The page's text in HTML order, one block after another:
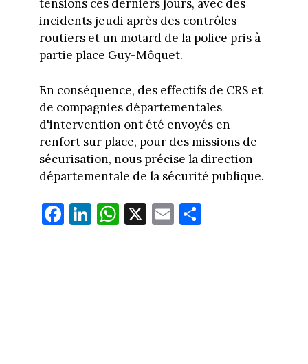
tensions ces derniers jours, avec des
incidents jeudi après des contrôles
routiers et un motard de la police pris à
partie place Guy-Môquet.
En conséquence, des effectifs de CRS et
de compagnies départementales
d'intervention ont été envoyés en
renfort sur place, pour des missions de
sécurisation, nous précise la direction
départementale de la sécurité publique.
Fa
ce
Li
nk
W
ha
X E
m
Pa
rt